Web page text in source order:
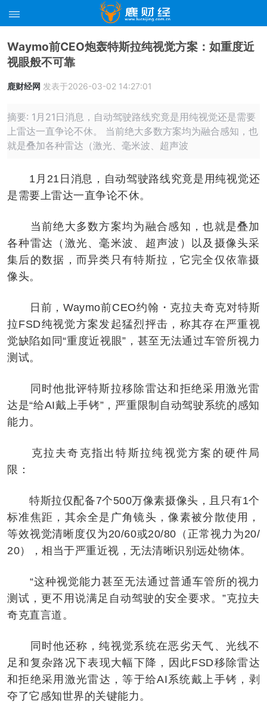
Waymo前CEO炮轰特斯拉纯视觉方案：如重度近
视眼般不可靠
鹿财经网 发表于2026-03-02 14:27:01
摘要: 1月21日消息，自动驾驶路线究竟是用纯视觉还是需要
上雷达一直争论不休。 当前绝大多数方案均为融合感知，也
就是叠加各种雷达（激光、毫米波、超声波
1月21日消息，自动驾驶路线究竟是用纯视觉还
是需要上雷达一直争论不休。
当前绝大多数方案均为融合感知，也就是叠加
各种雷达（激光、毫米波、超声波）以及摄像头采
集后的数据，而异类只有特斯拉，它完全仅依靠摄
像头。
日前，Waymo前CEO约翰・克拉夫奇克对特斯
拉FSD纯视觉方案发起猛烈抨击，称其存在严重视
觉缺陷如同“重度近视眼”，甚至无法通过车管所视力
测试。
同时他批评特斯拉移除雷达和拒绝采用激光雷
达是“给AI戴上手铐”，严重限制自动驾驶系统的感知
能力。
克拉夫奇克指出特斯拉纯视觉方案的硬件局
限：
特斯拉仅配备7个500万像素摄像头，且只有1个
标准焦距，其余全是广角镜头，像素被分散使用，
等效视觉清晰度仅为20/60或20/80（正常视力为20/
20），相当于严重近视，无法清晰识别远处物体。
“这种视觉能力甚至无法通过普通车管所的视力
测试，更不用说满足自动驾驶的安全要求。”克拉夫
奇克直言道。
同时他还称，纯视觉系统在恶劣天气、光线不
足和复杂路况下表现大幅下降，因此FSD移除雷达
和拒绝采用激光雷达，等于给AI系统戴上手铐，剥
夺了它感知世界的关键能力。